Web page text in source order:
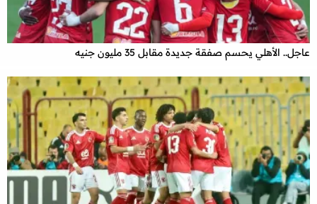
عاجل.. الأهلي يحسم صفقة جديدة مقابل 35 مليون جنيه